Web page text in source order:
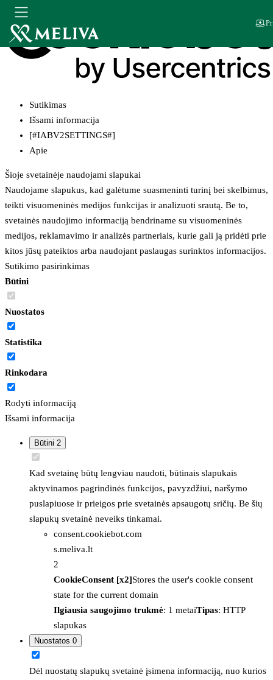
Sutikimas
Išsami informacija
[#IABV2SETTINGS#]
Apie
Šioje svetainėje naudojami slapukai
Naudojame slapukus, kad galėtume suasmeninti turinį bei skelbimus,
teikti visuomeninės medijos funkcijas ir analizuoti srautą. Be to,
svetainės naudojimo informaciją bendriname su visuomeninės
medijos, reklamavimo ir analizės partneriais, kurie gali ją pridėti prie
kitos jūsų pateiktos arba naudojant paslaugas surinktos informacijos.
Sutikimo pasirinkimas
Būtini
Nuostatos
Statistika
Rinkodara
Rodyti informaciją
Išsami informacija
Būtini 2
Kad svetainę būtų lengviau naudoti, būtinais slapukais
aktyvinamos pagrindinės funkcijos, pavyzdžiui, naršymo
puslapiuose ir prieigos prie svetainės apsaugotų sričių. Be šių
slapukų svetainė neveiks tinkamai.
consent.cookiebot.com
s.meliva.lt
2
CookieConsent [x2]Stores the user's cookie consent
state for the current domain
Ilgiausia saugojimo trukmė: 1 metaiTipas: HTTP
slapukas
Nuostatos 0
Dėl nuostatų slapukų svetainė įsimena informaciją, nuo kurios